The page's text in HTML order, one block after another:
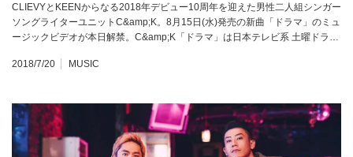
CLIEVYとKEENからなる2018年デビュー10周年を迎えた男性二人組シンガー
ソングライターユニットC&amp;K。8月15日(水)発売の新曲「ドラマ」のミュ
ージックビデオが本日解禁。C&amp;K「ドラマ」は日本テレビ系 土曜ドラ…
2018/7/20 MUSIC